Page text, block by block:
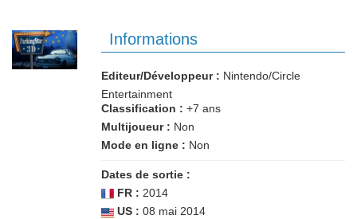
Informations
Editeur/Développeur : Nintendo/Circle
Entertainment
Classification : +7 ans
Multijoueur : Non
Mode en ligne : Non
Dates de sortie :
FR : 2014
US : 08 mai 2014